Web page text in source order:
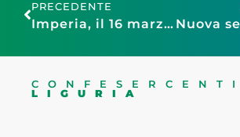
PRECEDENTE
Imperia, il 16 marzo al via nuova edizione del corso Sab ex-Rec a cura del Cescot
CONFESERCENTI
LIGURIA